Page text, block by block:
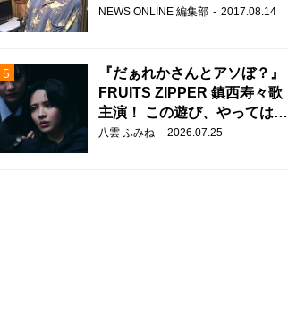
走！？
NEWS ONLINE 編集部 2017.08.14
『だぁれかさんとアソぼ？』
FRUITS ZIPPER 鎮西寿々歌
主演！ この遊び、やってはい
けません。
八雲 ふみね 2026.07.25